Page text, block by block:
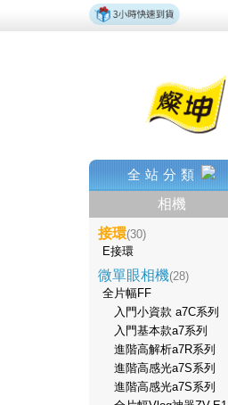
全站分類
相機
接環(30)
E接環
微單眼相機(28)
全片幅FF
入門小資款 a7C系列
入門基本款a7系列
進階高解析a7R系列
進階高感光a7S系列
進階高感光a7S系列